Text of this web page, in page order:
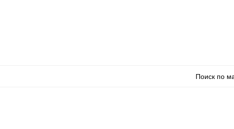
Поиск по